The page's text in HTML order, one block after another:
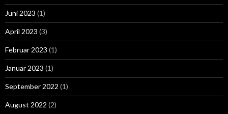
Juni 2023 (1)
April 2023 (3)
Februar 2023 (1)
Januar 2023 (1)
September 2022 (1)
August 2022 (2)